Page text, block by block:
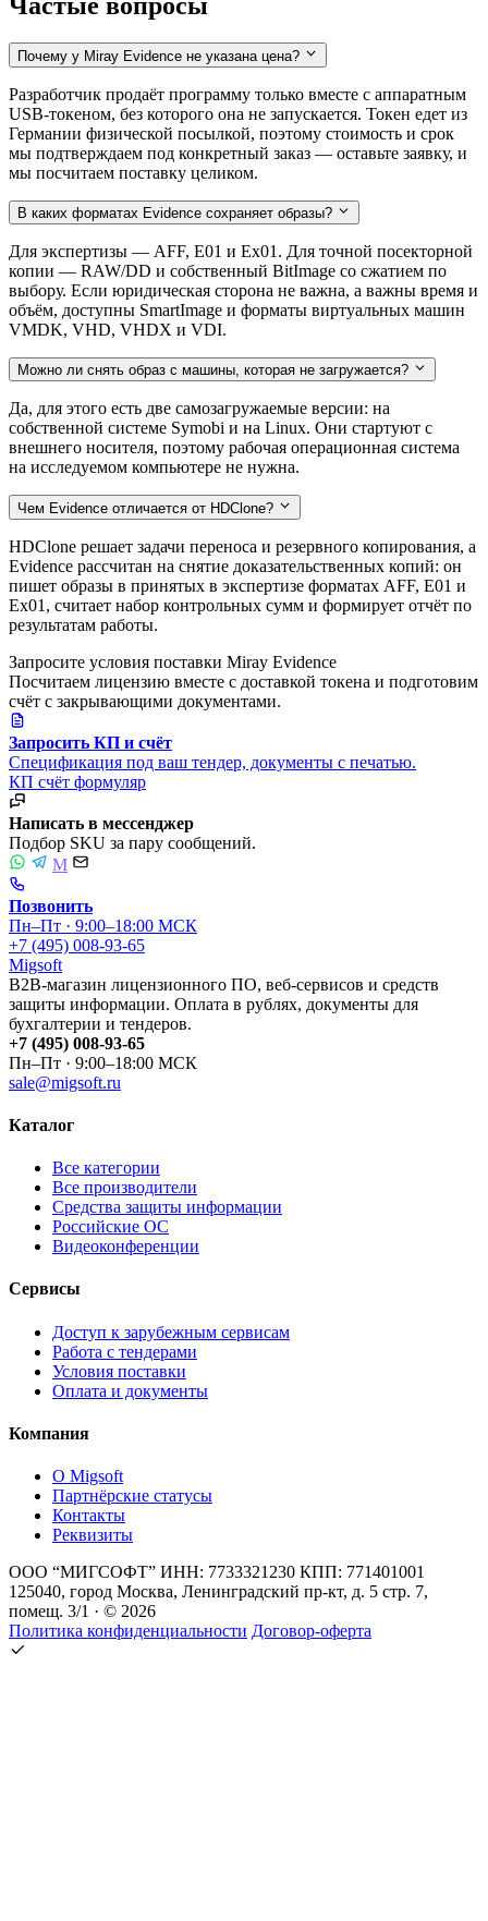
Частые вопросы
Почему у Miray Evidence не указана цена?
Разработчик продаёт программу только вместе с аппаратным
USB-токеном, без которого она не запускается. Токен едет из
Германии физической посылкой, поэтому стоимость и срок
мы подтверждаем под конкретный заказ — оставьте заявку, и
мы посчитаем поставку целиком.
В каких форматах Evidence сохраняет образы?
Для экспертизы — AFF, E01 и Ex01. Для точной посекторной
копии — RAW/DD и собственный BitImage со сжатием по
выбору. Если юридическая сторона не важна, а важны время и
объём, доступны SmartImage и форматы виртуальных машин
VMDK, VHD, VHDX и VDI.
Можно ли снять образ с машины, которая не загружается?
Да, для этого есть две самозагружаемые версии: на
собственной системе Symobi и на Linux. Они стартуют с
внешнего носителя, поэтому рабочая операционная система
на исследуемом компьютере не нужна.
Чем Evidence отличается от HDClone?
HDClone решает задачи переноса и резервного копирования, а
Evidence рассчитан на снятие доказательственных копий: он
пишет образы в принятых в экспертизе форматах AFF, E01 и
Ex01, считает набор контрольных сумм и формирует отчёт по
результатам работы.
Запросите условия поставки Miray Evidence
Посчитаем лицензию вместе с доставкой токена и подготовим
счёт с закрывающими документами.
Запросить КП и счёт
Спецификация под ваш тендер, документы с печатью.
КП счёт формуляр
Написать в мессенджер
Подбор SKU за пару сообщений.
M
Позвонить
Пн–Пт · 9:00–18:00 МСК
+7 (495) 008-93-65
Migsoft
B2B-магазин лицензионного ПО, веб-сервисов и средств
защиты информации. Оплата в рублях, документы для
бухгалтерии и тендеров.
+7 (495) 008-93-65
Пн–Пт · 9:00–18:00 МСК
sale@migsoft.ru
Каталог
Все категории
Все производители
Средства защиты информации
Российские ОС
Видеоконференции
Сервисы
Доступ к зарубежным сервисам
Работа с тендерами
Условия поставки
Оплата и документы
Компания
О Migsoft
Партнёрские статусы
Контакты
Реквизиты
ООО “МИГСОФТ” ИНН: 7733321230 КПП: 771401001
125040, город Москва, Ленинградский пр-кт, д. 5 стр. 7,
помещ. 3/1 · © 2026
Политика конфиденциальности Договор-оферта